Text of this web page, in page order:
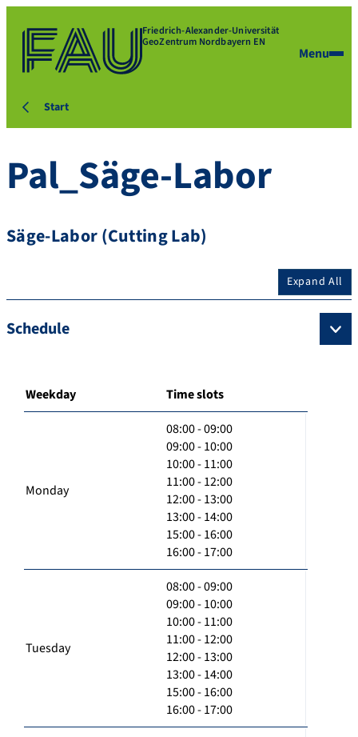
Friedrich-Alexander-Universität
GeoZentrum Nordbayern EN
Menu
Start
Pal_Säge-Labor
Säge-Labor (Cutting Lab)
Expand All
Schedule
Weekday Time slots
Monday
08:00 - 09:00
09:00 - 10:00
10:00 - 11:00
11:00 - 12:00
12:00 - 13:00
13:00 - 14:00
15:00 - 16:00
16:00 - 17:00
Tuesday
08:00 - 09:00
09:00 - 10:00
10:00 - 11:00
11:00 - 12:00
12:00 - 13:00
13:00 - 14:00
15:00 - 16:00
16:00 - 17:00